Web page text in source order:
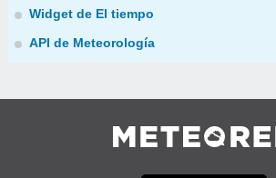
Widget de El tiempo
API de Meteorología